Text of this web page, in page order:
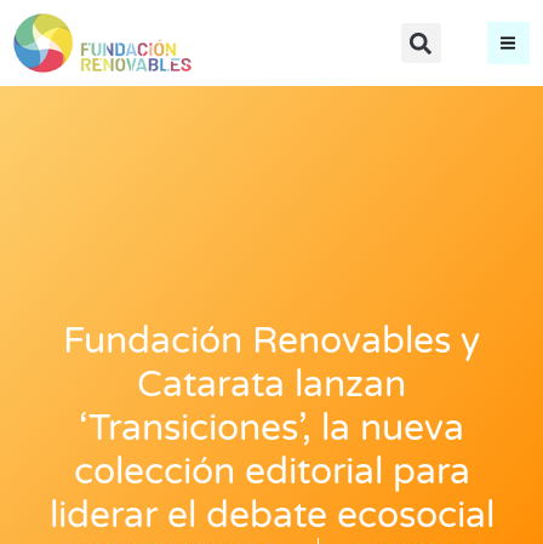
Fundación Renovables y
Catarata lanzan
‘Transiciones’, la nueva
colección editorial para
liderar el debate ecosocial